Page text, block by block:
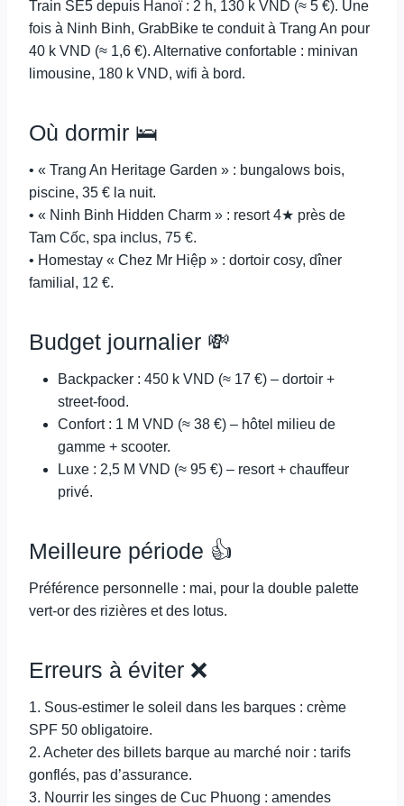
Train SE5 depuis Hanoï : 2 h, 130 k VND (≈ 5 €). Une
fois à Ninh Binh, GrabBike te conduit à Trang An pour
40 k VND (≈ 1,6 €). Alternative confortable : minivan
limousine, 180 k VND, wifi à bord.
Où dormir 🛌
• « Trang An Heritage Garden » : bungalows bois,
piscine, 35 € la nuit.
• « Ninh Binh Hidden Charm » : resort 4★ près de
Tam Cốc, spa inclus, 75 €.
• Homestay « Chez Mr Hiệp » : dortoir cosy, dîner
familial, 12 €.
Budget journalier 💸
Backpacker : 450 k VND (≈ 17 €) – dortoir +
street-food.
Confort : 1 M VND (≈ 38 €) – hôtel milieu de
gamme + scooter.
Luxe : 2,5 M VND (≈ 95 €) – resort + chauffeur
privé.
Meilleure période 👍
Préférence personnelle : mai, pour la double palette
vert-or des rizières et des lotus.
Erreurs à éviter ❌
1. Sous-estimer le soleil dans les barques : crème
SPF 50 obligatoire.
2. Acheter des billets barque au marché noir : tarifs
gonflés, pas d’assurance.
3. Nourrir les singes de Cuc Phuong : amendes